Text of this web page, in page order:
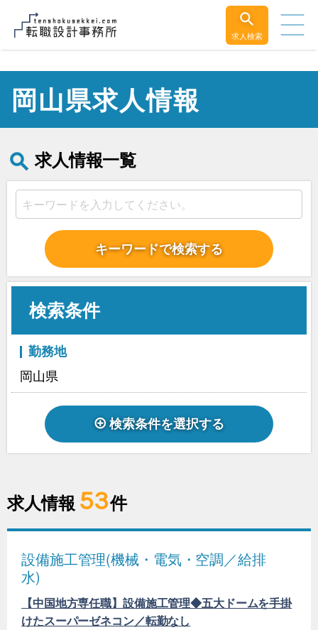
求人検索
岡山県求人情報
求人情報一覧
キーワードで検索する
検索条件
勤務地
岡山県
検索条件を選択する
求人情報 53件
設備施工管理(機械・電気・空調／給排
水)
【中国地方専任職】設備施工管理◆五大ドームを手掛
けたスーパーゼネコン／転勤なし